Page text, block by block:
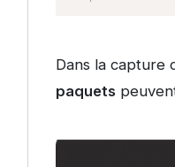
Dans la capture
paquets